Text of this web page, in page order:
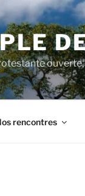
rencontres